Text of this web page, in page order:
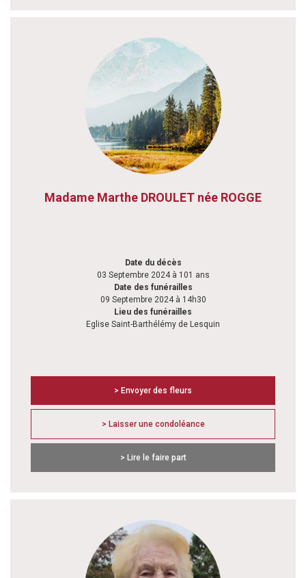
Madame Marthe DROULET née ROGGE
Date du décès
03 Septembre 2024 à 101 ans
Date des funérailles
09 Septembre 2024 à 14h30
Lieu des funérailles
Eglise Saint-Barthélémy de Lesquin
> Envoyer des fleurs
> Laisser une condoléance
> Lire le faire part